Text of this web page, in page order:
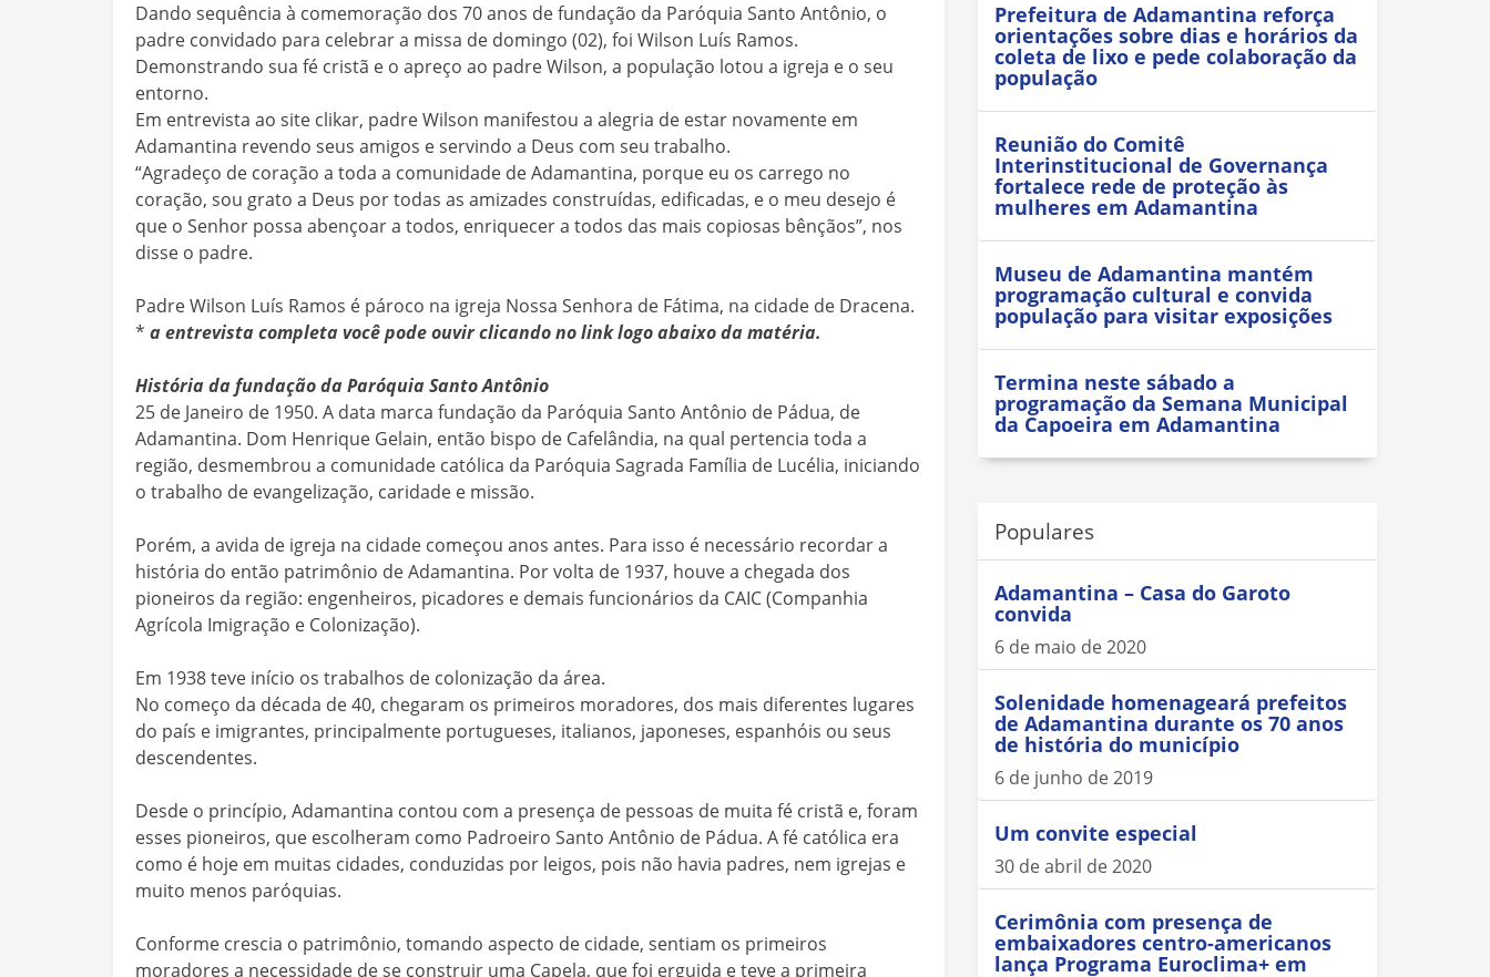
Dando sequência à comemoração dos 70 anos de fundação da Paróquia Santo Antônio, o
padre convidado para celebrar a missa de domingo (02), foi Wilson Luís Ramos.
Demonstrando sua fé cristã e o apreço ao padre Wilson, a população lotou a igreja e o seu
entorno.
Em entrevista ao site clikar, padre Wilson manifestou a alegria de estar novamente em
Adamantina revendo seus amigos e servindo a Deus com seu trabalho.
“Agradeço de coração a toda a comunidade de Adamantina, porque eu os carrego no
coração, sou grato a Deus por todas as amizades construídas, edificadas, e o meu desejo é
que o Senhor possa abençoar a todos, enriquecer a todos das mais copiosas bênçãos”, nos
disse o padre.
Padre Wilson Luís Ramos é pároco na igreja Nossa Senhora de Fátima, na cidade de Dracena.
* a entrevista completa você pode ouvir clicando no link logo abaixo da matéria.
História da fundação da Paróquia Santo Antônio
25 de Janeiro de 1950. A data marca fundação da Paróquia Santo Antônio de Pádua, de
Adamantina. Dom Henrique Gelain, então bispo de Cafelândia, na qual pertencia toda a
região, desmembrou a comunidade católica da Paróquia Sagrada Família de Lucélia, iniciando
o trabalho de evangelização, caridade e missão.
Porém, a avida de igreja na cidade começou anos antes. Para isso é necessário recordar a
história do então patrimônio de Adamantina. Por volta de 1937, houve a chegada dos
pioneiros da região: engenheiros, picadores e demais funcionários da CAIC (Companhia
Agrícola Imigração e Colonização).
Em 1938 teve início os trabalhos de colonização da área.
No começo da década de 40, chegaram os primeiros moradores, dos mais diferentes lugares
do país e imigrantes, principalmente portugueses, italianos, japoneses, espanhóis ou seus
descendentes.
Desde o princípio, Adamantina contou com a presença de pessoas de muita fé cristã e, foram
esses pioneiros, que escolheram como Padroeiro Santo Antônio de Pádua. A fé católica era
como é hoje em muitas cidades, conduzidas por leigos, pois não havia padres, nem igrejas e
muito menos paróquias.
Conforme crescia o patrimônio, tomando aspecto de cidade, sentiam os primeiros
moradores a necessidade de se construir uma Capela, que foi erguida e teve a primeira
Prefeitura de Adamantina reforça
orientações sobre dias e horários da
coleta de lixo e pede colaboração da
população
Reunião do Comitê
Interinstitucional de Governança
fortalece rede de proteção às
mulheres em Adamantina
Museu de Adamantina mantém
programação cultural e convida
população para visitar exposições
Termina neste sábado a
programação da Semana Municipal
da Capoeira em Adamantina
Populares
Adamantina – Casa do Garoto
convida
6 de maio de 2020
Solenidade homenageará prefeitos
de Adamantina durante os 70 anos
de história do município
6 de junho de 2019
Um convite especial
30 de abril de 2020
Cerimônia com presença de
embaixadores centro-americanos
lança Programa Euroclima+ em